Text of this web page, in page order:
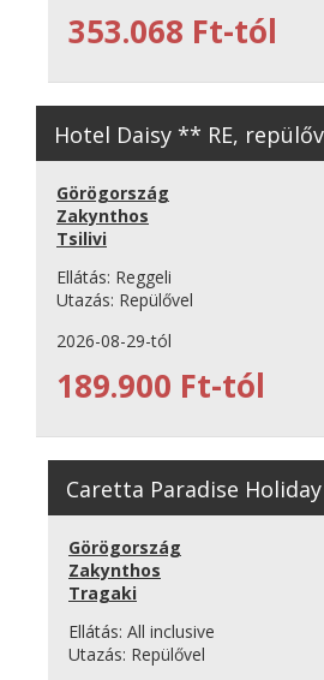
353.068 Ft-tól
Hotel Daisy ** RE,
Görögország
Zakynthos
Tsilivi
Ellátás: Reggeli
Utazás: Repülővel
2026-08-29-tól
189.900 Ft-tól
Caretta Paradise Holiday
Görögország
Zakynthos
Tragaki
Ellátás: All inclusive
Utazás: Repülővel